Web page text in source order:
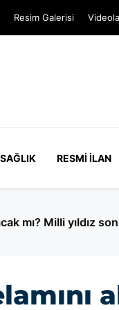
Resim Galerisi
SAĞLIK RESMI İLAN
noktayı koydu!